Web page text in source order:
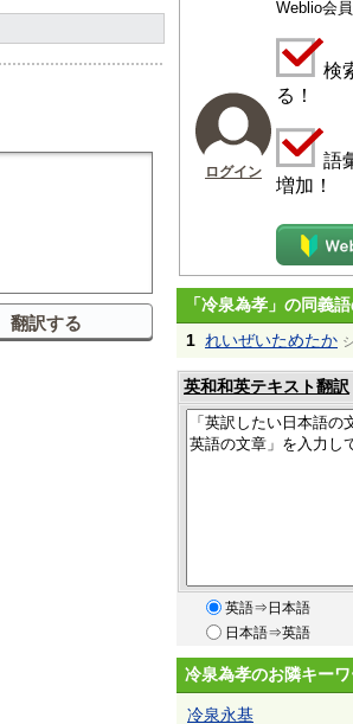
ログイン
Weblio会員
検
る！
語
増加！
「冷泉為孝」の同義
1 れいぜいためたか
英和和英テキスト翻訳
英語⇒日本語
日本語⇒英語
冷泉為孝のお隣キー
冷泉永基